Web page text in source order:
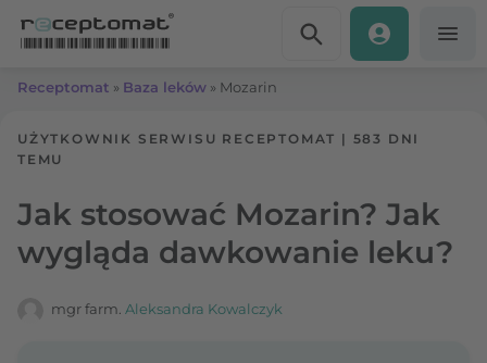
Receptomat » Baza leków » Mozarin
UŻYTKOWNIK SERWISU RECEPTOMAT | 583 DNI
TEMU
Jak stosować Mozarin? Jak
wygląda dawkowanie leku?
mgr farm. Aleksandra Kowalczyk